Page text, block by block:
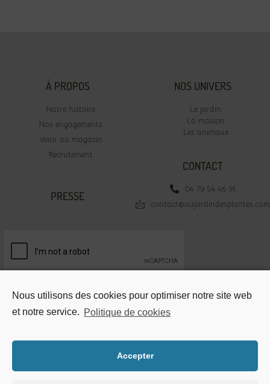
Nous utilisons des cookies pour optimiser notre site web
et notre service. Politique de cookies
Accepter
À PROPOS
Notre histoire
Nos engagements
Venir au magasin
Recrutement
NOS UNIVERS
Le jardin
La maison
Les animaux
PRESSE
CONTACT
04 79 54 46 91
contact@aujardindesplantes.com
Votre adresse email*